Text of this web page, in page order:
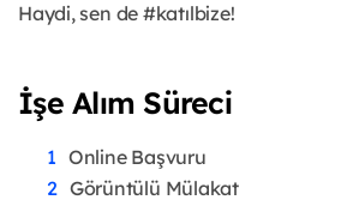
Haydi, sen de #katılbize!
İşe Alım Süreci
Online Başvuru
Görüntülü Mülakat